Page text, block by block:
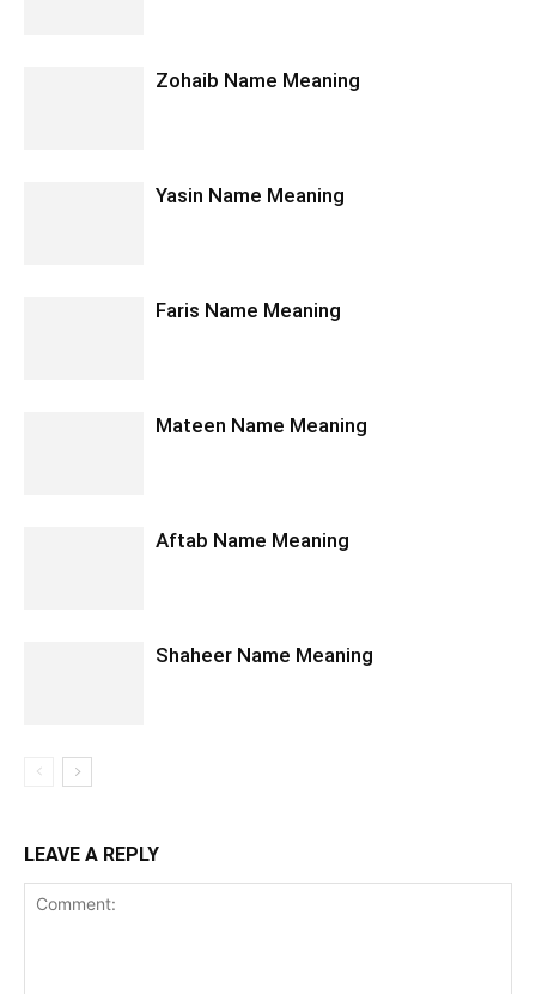
Zohaib Name Meaning
Yasin Name Meaning
Faris Name Meaning
Mateen Name Meaning
Aftab Name Meaning
Shaheer Name Meaning
LEAVE A REPLY